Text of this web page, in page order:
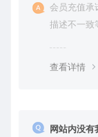
会员充值承
描述不一致
查看详情
网站内没有